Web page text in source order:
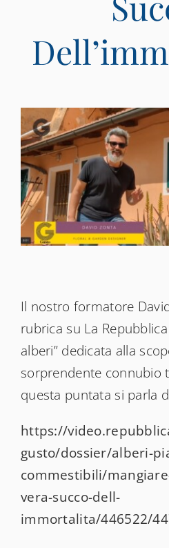
Calendario
Shop
Il nostro formatore
rubrica su La
alberi” dedicata alla
sorprendente connubio
questa puntata si parla
https://
gusto/dossier/alberi-
commestibili/
vera-succo-dell-
immortalita/446522/